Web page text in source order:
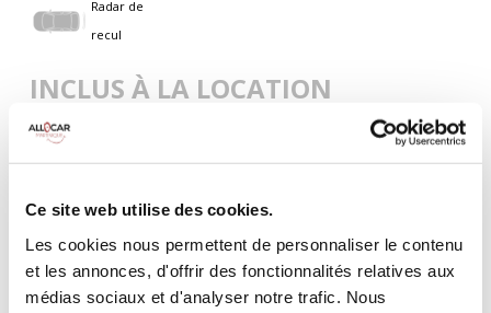
Ce site web utilise des cookies.
Les cookies nous permettent de personnaliser le contenu
et les annonces, d'offrir des fonctionnalités relatives aux
médias sociaux et d'analyser notre trafic. Nous
Radar de
recul
INCLUS À LA LOCATION
Carburant : plein à rendre plein
CONDITIONS DE LOCATION